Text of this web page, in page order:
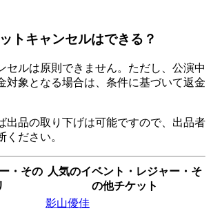
トキャンセルはできる？
セルは原則できません。ただし、公演中
対象となる場合は、条件に基づいて返金
出品の取り下げは可能ですので、出品者
ください。
・その
人気のイベント・レジャー・そ
の他チケット
影山優佳